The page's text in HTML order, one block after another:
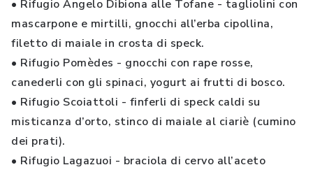
• Rifugio Angelo Dibiona alle Tofane - tagliolini con
mascarpone e mirtilli, gnocchi all’erba cipollina,
filetto di maiale in crosta di speck.
• Rifugio Pomèdes - gnocchi con rape rosse,
canederli con gli spinaci, yogurt ai frutti di bosco.
• Rifugio Scoiattoli - finferli di speck caldi su
misticanza d’orto, stinco di maiale al ciariè (cumino
dei prati).
• Rifugio Lagazuoi - braciola di cervo all’aceto